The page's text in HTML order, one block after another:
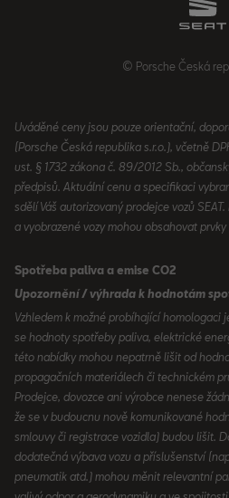
© Porsche Česká
Uváděné ceny jsou pouze orientační,
(Porsche Česká republika s.r.o.), včetně
ust. § 1732 zákona č. 89/2012 Sb.,
předpisů. Aktuální cenu a specifikaci
sdělí Váš autorizovaný prodejce vozů
a vyobrazené vozy mohou obsahovat
Spotřeba paliva a emise CO2
Upozornění / výhrada k hodnotám
Vzhledem k možné probíhající homologaci
se hodnoty spotřeby paliva, elektrické
této nabídky mohou nepatrně lišit od
propagačních materiálech či technickém
Prodejce, dovozce ani výrobce nenese
že se v budoucnu nově komunikované
smlouvy či registrace vozidla) budou lišit.
dodatečná výbava vozu a příslušenství
pneumatik atd.) mohou měnit relevantní